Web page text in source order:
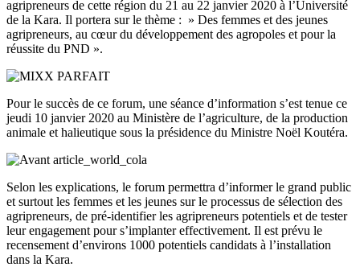
agripreneurs de cette région du 21 au 22 janvier 2020 à l’Université
de la Kara. Il portera sur le thème : » Des femmes et des jeunes
agripreneurs, au cœur du développement des agropoles et pour la
réussite du PND ».
Pour le succès de ce forum, une séance d’information s’est tenue ce
jeudi 10 janvier 2020 au Ministère de l’agriculture, de la production
animale et halieutique sous la présidence du Ministre Noël Koutéra.
Selon les explications, le forum permettra d’informer le grand public
et surtout les femmes et les jeunes sur le processus de sélection des
agripreneurs, de pré-identifier les agripreneurs potentiels et de tester
leur engagement pour s’implanter effectivement. Il est prévu le
recensement d’environs 1000 potentiels candidats à l’installation
dans la Kara.